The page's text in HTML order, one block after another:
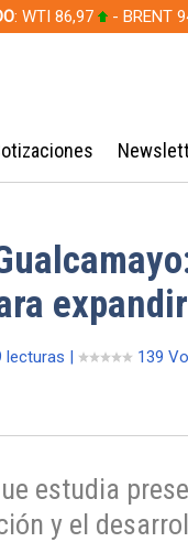
: WTI 86,97 - BRENT
lecturas | 139
estudia
y el